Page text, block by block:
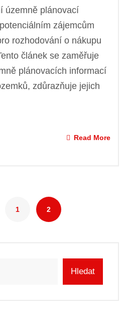
územně plánovací
zájemcům
rozhodování o nákupu
článek se zaměřuje
plánovacích informací
zdůrazňuje jejich
Read More
1 2
Hledat